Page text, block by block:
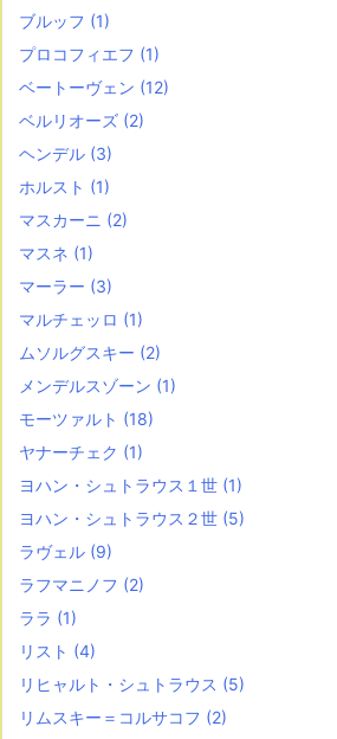
ブルッフ (1)
プロコフィエフ (1)
ベートーヴェン (12)
ベルリオーズ (2)
ヘンデル (3)
ホルスト (1)
マスカーニ (2)
マスネ (1)
マーラー (3)
マルチェッロ (1)
ムソルグスキー (2)
メンデルスゾーン (1)
モーツァルト (18)
ヤナーチェク (1)
ヨハン・シュトラウス１世 (1)
ヨハン・シュトラウス２世 (5)
ラヴェル (9)
ラフマニノフ (2)
ララ (1)
リスト (4)
リヒャルト・シュトラウス (5)
リムスキー＝コルサコフ (2)